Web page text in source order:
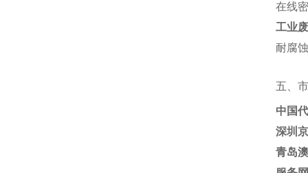
在线
工业
耐腐
五、
中国
深圳
青岛